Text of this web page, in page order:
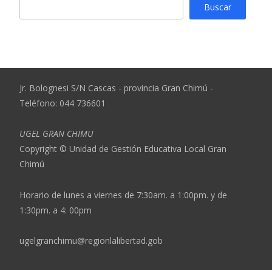
Buscar
Jr. Bolognesi S/N Cascas - provincia Gran Chimú -
Teléfono: 044 736601
UGEL GRAN CHIMU
Copyright © Unidad de Gestión Educativa Local Gran
Chimú
Horario de lunes a viernes de 7:30am. a 1:00pm. y de
1:30pm. a 4: 00pm
ugelgranchimu@regionlalibertad.gob